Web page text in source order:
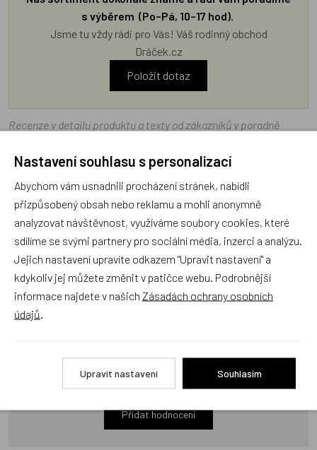
s výběrem (Po–Pá, 10–17 hod).
Jsme tu vždy rádi pro Vás! Váš rodinný obchod
Dráček.cz
Položit dotaz
Recenze v detailu produktu a texty od zákazníků v poradně
e-shopu Dráček.cz texty zákazníků předem neschvaluje ani
neověřuje.
Zatím zde nejsou žádné dotazy. Buďte první, kdo se zeptá!
Recenze
produkt ohodnotí!
Přidat hodnocení
Nastavení souhlasu s personalizací
Abychom vám usnadnili procházení stránek, nabídli
přizpůsobený obsah nebo reklamu a mohli anonymně
analyzovat návštěvnost, využíváme soubory cookies, které
sdílíme se svými partnery pro sociální média, inzerci a analýzu.
Jejich nastavení upravíte odkazem "Upravit nastavení" a
kdykoliv jej můžete změnit v patičce webu. Podrobnější
informace najdete v našich Zásadách ochrany osobních
údajů
Upravit nastavení Souhlasím